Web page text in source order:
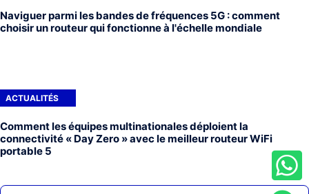
Naviguer parmi les bandes de fréquences 5G : comment
choisir un routeur qui fonctionne à l'échelle mondiale
ACTUALITÉS
Comment les équipes multinationales déploient la
connectivité « Day Zero » avec le meilleur routeur WiFi
portable 5